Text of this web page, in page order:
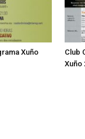
Xuño
Club
Xuño